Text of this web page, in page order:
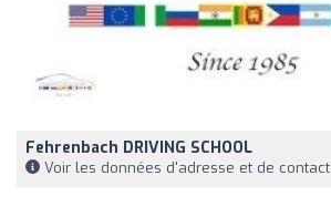
Fehrenbach DRIVING SCHOOL
Voir les données d'adresse et de contact